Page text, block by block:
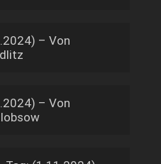
– Von
– Von